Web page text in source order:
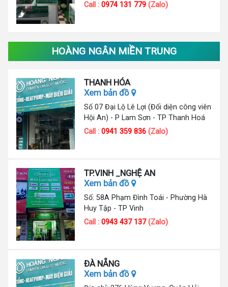
Call :0974 131 779 (Zalo)
HOÀNG NGÂN MIỀN TRUNG
THANH HÓA
Xem bản đồ
Số 07 Đại Lộ Lê Lợi (Đối diện công viên
Hội An) - P Lam Sơn - TP Thanh Hoá
Call :0941 359 836 (Zalo)
TP.VINH _NGHỆ AN
Xem bản đồ
Số: 58A Phạm Đình Toái - Phường Hà
Huy Tập - TP Vinh
Call :0943 437 137(Zalo)
ĐÀ NẴNG
Xem bản đồ